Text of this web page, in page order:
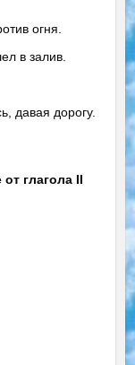
огня.
в залив.
давая дорогу.
глагола II